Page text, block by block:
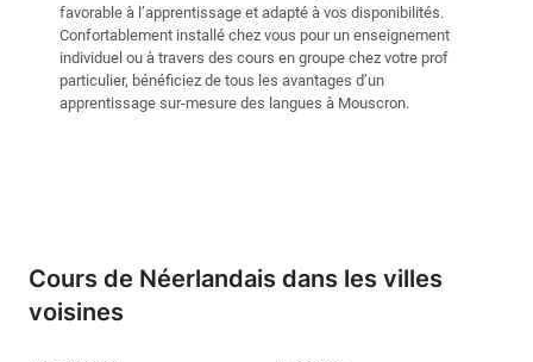
favorable à l’apprentissage et adapté à vos disponibilités.
Confortablement installé chez vous pour un enseignement
individuel ou à travers des cours en groupe chez votre prof
particulier, bénéficiez de tous les avantages d’un
apprentissage sur-mesure des langues à Mouscron.
Cours de Néerlandais dans les villes
voisines